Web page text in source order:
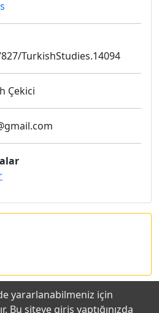
TurkishStudies.14094
Çekici
yararlanabilmeniz için
Bu siteye giriş yaptığınızda